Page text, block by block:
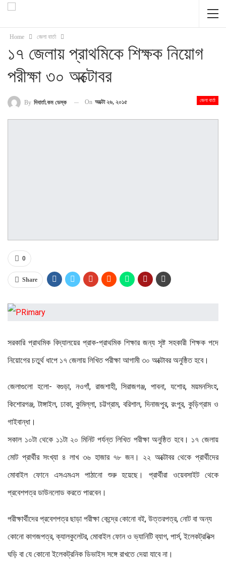
Home জেলা বার্তা
১৭ জেলায় প্রাথমিকে শিক্ষক নিয়োগ
পরীক্ষা ৩০ অক্টোবর
জেলা বার্তা
By দিবার্তা.কম ডেস্ক On অক্টো ২৬, ২০১৫
0
Share
সরকারি প্রাথমিক বিদ্যালয়ের প্রাক-প্রাথমিক শিক্ষার জন্য সৃষ্ট সহকারী শিক্ষক পদে
নিয়োগের চতুর্থ ধাপে ১৭ জেলায় লিখিত পরীক্ষা আগামী ৩০ অক্টোবর অনুষ্ঠিত হবে।
জেলাগুলো হলো- বগুড়া, নওগাঁ, রাজশাহী, সিরাজগঞ্জ, পাবনা, যশোর, ময়মনসিংহ,
কিশোরগঞ্জ, টাঙ্গাইল, ঢাকা, কুমিল্লা, চট্টগ্রাম, বরিশাল, দিনাজপুর, রংপুর, কুড়িগ্রাম ও
গাইবান্ধা।
সকাল ১০টা থেকে ১১টা ২০ মিনিট পর্যন্ত লিখিত পরীক্ষা অনুষ্ঠিত হবে। ১৭ জেলায়
মোট প্রার্থীর সংখ্যা ৪ লাখ ৩৬ হাজার ৭৮ জন। ২২ অক্টোবর থেকে প্রার্থীদের
মোবাইল ফোনে এসএমএস পাঠানো শুরু হয়েছে। প্রার্থীরা ওয়েবসাইট থেকে
প্রবেশপত্র ডাউনলোড করতে পারবেন।
পরীক্ষার্থীদের প্রবেশপত্র ছাড়া পরীক্ষা কেন্দ্রে কোনো বই, উত্তরপত্র, নোট বা অন্য
কোনো কাগজপত্র, ক্যালকুলেটর, মোবাইল ফোন ও ভ্যানিটি ব্যাগ, পার্স, ইলেকট্রনিক্স
ঘড়ি বা যে কোনো ইলেকট্রনিক ডিভাইস সঙ্গে রাখতে দেয়া যাবে না।